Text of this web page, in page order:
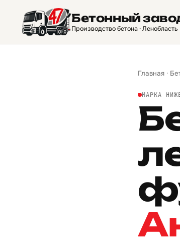
Бетонный
Производство бетона · Ленобласть
Главная ·
МАРКА